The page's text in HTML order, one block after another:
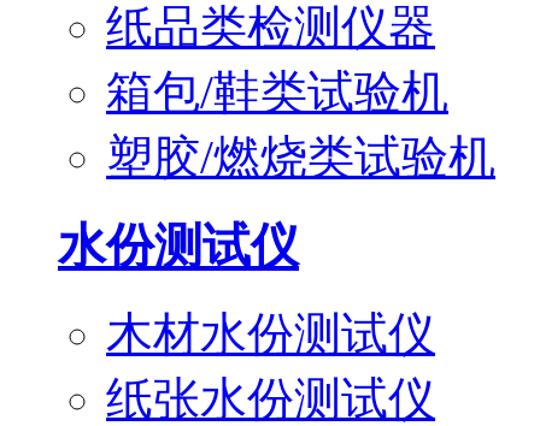
纸品类检测仪器
箱包/鞋类试验机
塑胶/燃烧类试验机
水份测试仪
木材水份测试仪
纸张水份测试仪